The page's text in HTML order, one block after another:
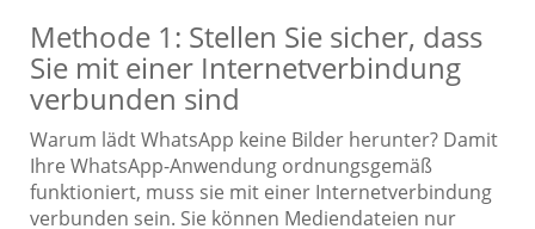
Methode 1: Stellen Sie sicher, dass
Sie mit einer Internetverbindung
verbunden sind
Warum lädt WhatsApp keine Bilder herunter? Damit
Ihre WhatsApp-Anwendung ordnungsgemäß
funktioniert, muss sie mit einer Internetverbindung
verbunden sein. Sie können Mediendateien nur